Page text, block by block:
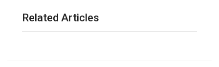
Related Articles